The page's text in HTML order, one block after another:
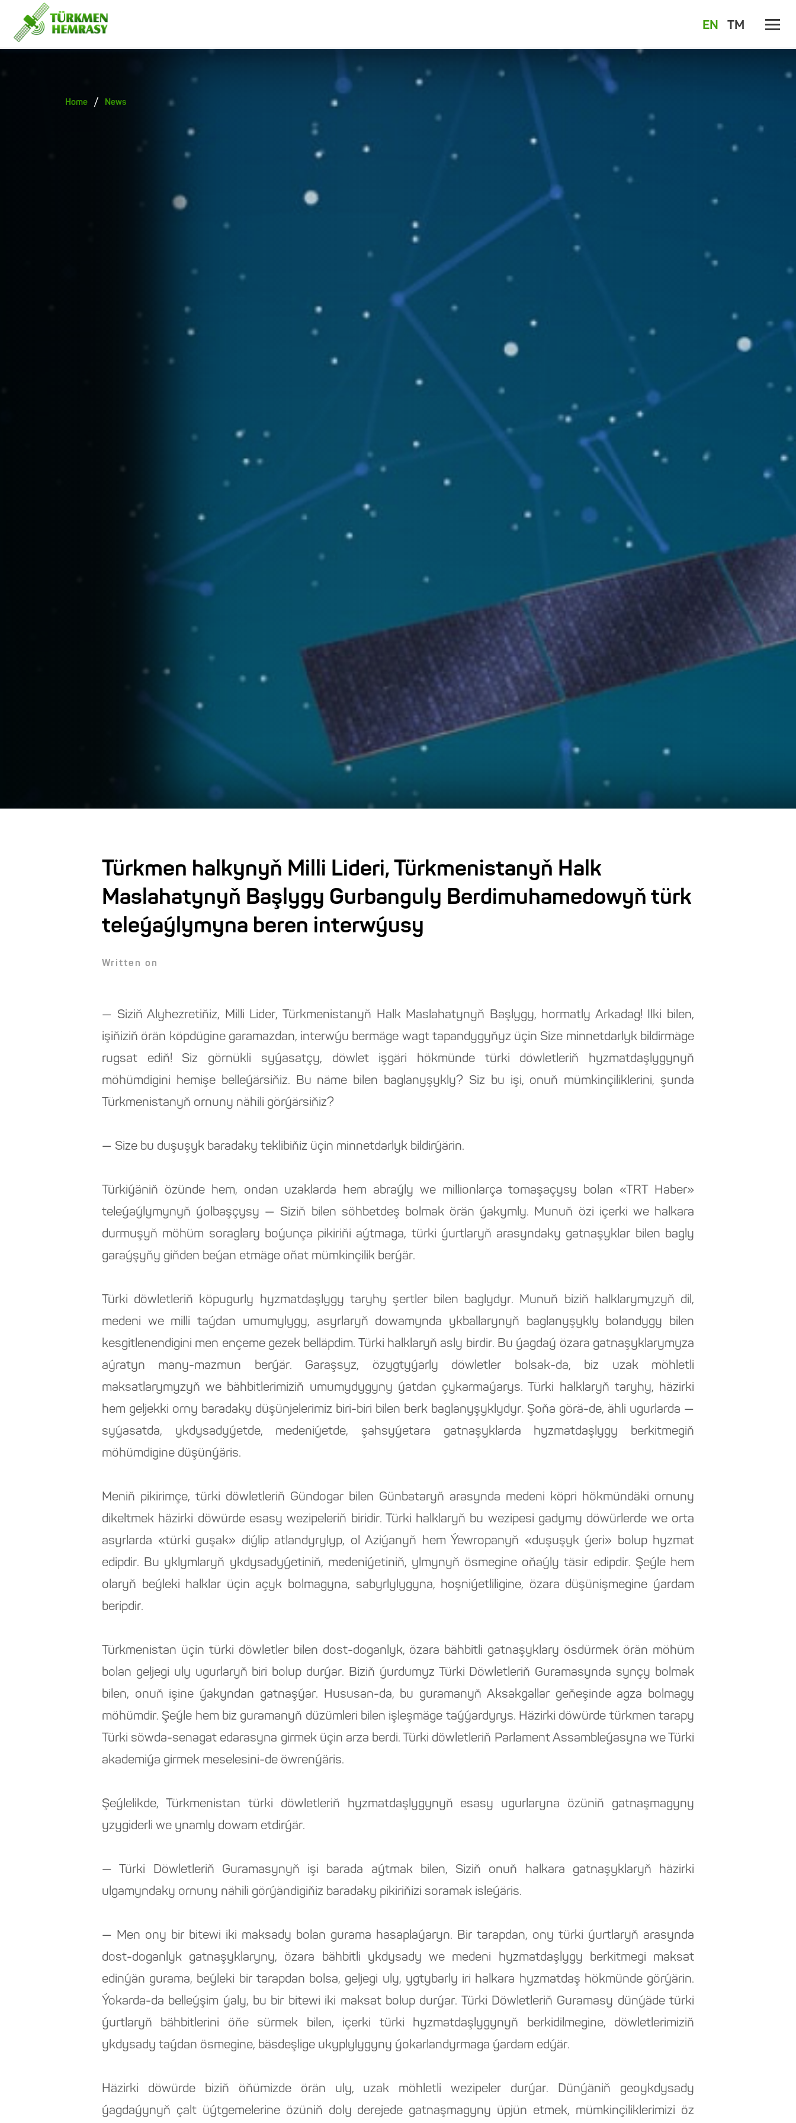
EN TM
Home / News
Türkmen halkynyň Milli Lideri, Türkmenistanyň Halk
Maslahatynyň Başlygy Gurbanguly Berdimuhamedowyň türk
teleýaýlymyna beren interwýusy
Written on
— Siziň Alyhezretiňiz, Milli Lider, Türkmenistanyň Halk Maslahatynyň Başlygy, hormatly Arkadag! Ilki bilen,
işiňiziň örän köpdügine garamazdan, interwýu bermäge wagt tapandygyňyz üçin Size minnetdarlyk bildirmäge
rugsat ediň! Siz görnükli syýasatçy, döwlet işgäri hökmünde türki döwletleriň hyzmatdaşlygynyň
möhümdigini hemişe belleýärsiňiz. Bu näme bilen baglanyşykly? Siz bu işi, onuň mümkinçiliklerini, şunda
Türkmenistanyň ornuny nähili görýärsiňiz?
— Size bu duşuşyk baradaky teklibiňiz üçin minnetdarlyk bildirýärin.
Türkiýäniň özünde hem, ondan uzaklarda hem abraýly we millionlarça tomaşaçysy bolan «TRT Haber»
teleýaýlymynyň ýolbaşçysy — Siziň bilen söhbetdeş bolmak örän ýakymly. Munuň özi içerki we halkara
durmuşyň möhüm soraglary boýunça pikiriňi aýtmaga, türki ýurtlaryň arasyndaky gatnaşyklar bilen bagly
garaýşyňy giňden beýan etmäge oňat mümkinçilik berýär.
Türki döwletleriň köpugurly hyzmatdaşlygy taryhy şertler bilen baglydyr. Munuň biziň halklarymyzyň dil,
medeni we milli taýdan umumylygy, asyrlaryň dowamynda ykballarynyň baglanyşykly bolandygy bilen
kesgitlenendigini men ençeme gezek belläpdim. Türki halklaryň asly birdir. Bu ýagdaý özara gatnaşyklarymyza
aýratyn many-mazmun berýär. Garaşsyz, özygtyýarly döwletler bolsak-da, biz uzak möhletli
maksatlarymyzyň we bähbitlerimiziň umumydygyny ýatdan çykarmaýarys. Türki halklaryň taryhy, häzirki
hem geljekki orny baradaky düşünjelerimiz biri-biri bilen berk baglanyşyklydyr. Şoňa görä-de, ähli ugurlarda —
syýasatda, ykdysadyýetde, medeniýetde, şahsyýetara gatnaşyklarda hyzmatdaşlygy berkitmegiň
möhümdigine düşünýäris.
Meniň pikirimçe, türki döwletleriň Gündogar bilen Günbataryň arasynda medeni köpri hökmündäki ornuny
dikeltmek häzirki döwürde esasy wezipeleriň biridir. Türki halklaryň bu wezipesi gadymy döwürlerde we orta
asyrlarda «türki guşak» diýlip atlandyrylyp, ol Aziýanyň hem Ýewropanyň «duşuşyk ýeri» bolup hyzmat
edipdir. Bu yklymlaryň ykdysadyýetiniň, medeniýetiniň, ylmynyň ösmegine oňaýly täsir edipdir. Şeýle hem
olaryň beýleki halklar üçin açyk bolmagyna, sabyrlylygyna, hoşniýetliligine, özara düşünişmegine ýardam
beripdir.
Türkmenistan üçin türki döwletler bilen dost-doganlyk, özara bähbitli gatnaşyklary ösdürmek örän möhüm
bolan geljegi uly ugurlaryň biri bolup durýar. Biziň ýurdumyz Türki Döwletleriň Guramasynda synçy bolmak
bilen, onuň işine ýakyndan gatnaşýar. Hususan-da, bu guramanyň Aksakgallar geňeşinde agza bolmagy
möhümdir. Şeýle hem biz guramanyň düzümleri bilen işleşmäge taýýardyrys. Häzirki döwürde türkmen tarapy
Türki söwda-senagat edarasyna girmek üçin arza berdi. Türki döwletleriň Parlament Assambleýasyna we Türki
akademiýa girmek meselesini-de öwrenýäris.
Şeýlelikde, Türkmenistan türki döwletleriň hyzmatdaşlygynyň esasy ugurlaryna özüniň gatnaşmagyny
yzygiderli we ynamly dowam etdirýär.
— Türki Döwletleriň Guramasynyň işi barada aýtmak bilen, Siziň onuň halkara gatnaşyklaryň häzirki
ulgamyndaky ornuny nähili görýändigiňiz baradaky pikiriňizi soramak isleýäris.
— Men ony bir bitewi iki maksady bolan gurama hasaplaýaryn. Bir tarapdan, ony türki ýurtlaryň arasynda
dost-doganlyk gatnaşyklaryny, özara bähbitli ykdysady we medeni hyzmatdaşlygy berkitmegi maksat
edinýän gurama, beýleki bir tarapdan bolsa, geljegi uly, ygtybarly iri halkara hyzmatdaş hökmünde görýärin.
Ýokarda-da belleýşim ýaly, bu bir bitewi iki maksat bolup durýar. Türki Döwletleriň Guramasy dünýäde türki
ýurtlaryň bähbitlerini öňe sürmek bilen, içerki türki hyzmatdaşlygynyň berkidilmegine, döwletlerimiziň
ykdysady taýdan ösmegine, bäsdeşlige ukyplylygyny ýokarlandyrmaga ýardam edýär.
Häzirki döwürde biziň öňümizde örän uly, uzak möhletli wezipeler durýar. Dünýäniň geoykdysady
ýagdaýynyň çalt üýtgemelerine özüniň doly derejede gatnaşmagyny üpjün etmek, mümkinçiliklerimizi öz